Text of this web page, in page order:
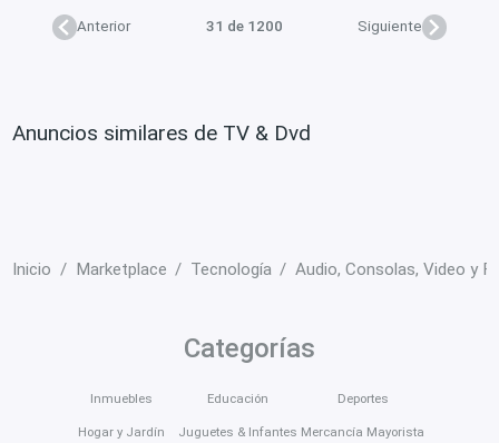
Anterior 31 de 1200 Siguiente
Anuncios similares de TV & Dvd
Inicio Marketplace Tecnología Audio, Consolas, Video y
Categorías
Inmuebles
Hogar y Jardín
Educación
Juguetes & Infantes
Deportes
Mercancía Mayorista